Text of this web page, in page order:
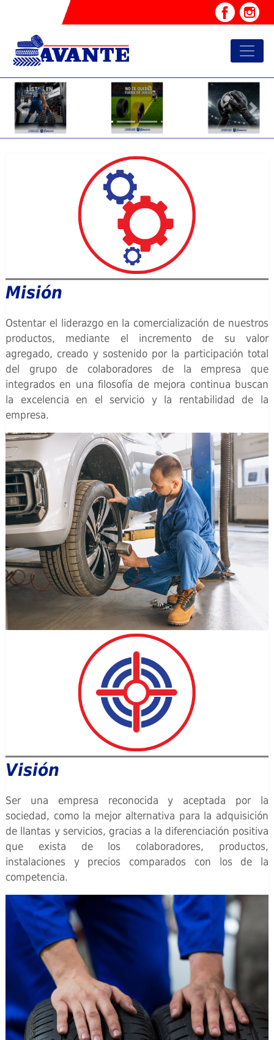
Previous Next
Misión
Ostentar el liderazgo en la comercialización de nuestros
productos, mediante el incremento de su valor
agregado, creado y sostenido por la participación total
del grupo de colaboradores de la empresa que
integrados en una filosofía de mejora continua buscan
la excelencia en el servicio y la rentabilidad de la
empresa.
Visión
Ser una empresa reconocida y aceptada por la
sociedad, como la mejor alternativa para la adquisición
de llantas y servicios, gracias a la diferenciación positiva
que exista de los colaboradores, productos,
instalaciones y precios comparados con los de la
competencia.